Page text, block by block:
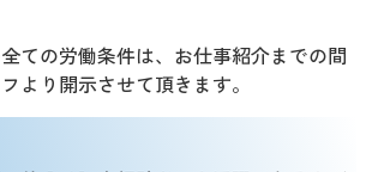
ての労働条件は、お仕事紹介までの間
より開示させて頂きます。